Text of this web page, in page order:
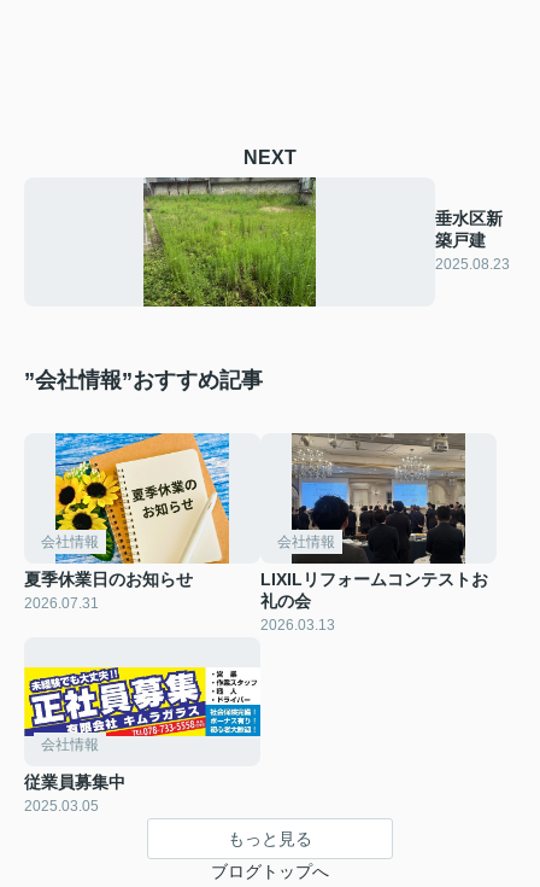
NEXT
垂水区新
築戸建
2025.08.23
”会社情報”おすすめ記事
会社情報
夏季休業日のお知らせ
2026.07.31
会社情報
LIXILリフォームコンテストお
礼の会
2026.03.13
会社情報
従業員募集中
2025.03.05
もっと見る
ブログトップへ